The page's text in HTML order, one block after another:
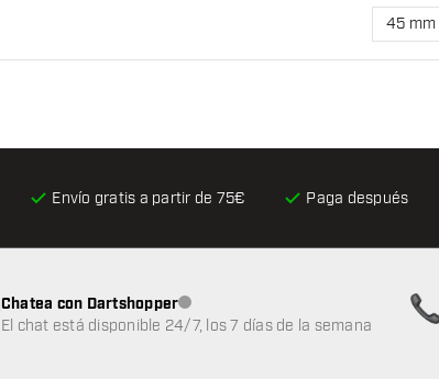
45 mm
Envío gratis a partir de 75€ Paga después
Chatea con DartshopperAtención al cliente no disponible
El chat está disponible 24/7, los 7 días de la semana